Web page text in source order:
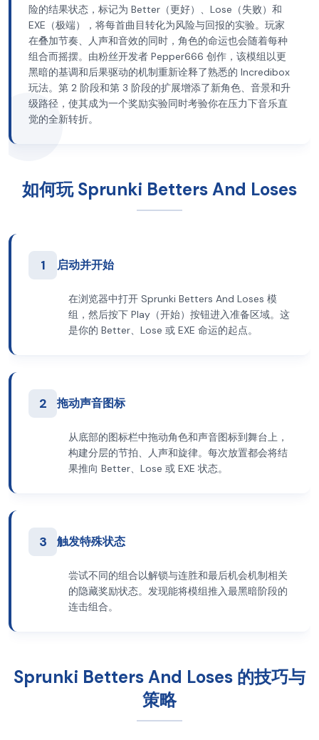
险的结果状态，标记为 Better（更好）、Lose（失败）和
EXE（极端），将每首曲目转化为风险与回报的实验。玩家
在叠加节奏、人声和音效的同时，角色的命运也会随着每种
组合而摇摆。由粉丝开发者 Pepper666 创作，该模组以更
黑暗的基调和后果驱动的机制重新诠释了熟悉的 Incredibox
玩法。第 2 阶段和第 3 阶段的扩展增添了新角色、音景和升
级路径，使其成为一个奖励实验同时考验你在压力下音乐直
觉的全新转折。
如何玩 Sprunki Betters And Loses
1 启动并开始
在浏览器中打开 Sprunki Betters And Loses 模
组，然后按下 Play（开始）按钮进入准备区域。这
是你的 Better、Lose 或 EXE 命运的起点。
2 拖动声音图标
从底部的图标栏中拖动角色和声音图标到舞台上，
构建分层的节拍、人声和旋律。每次放置都会将结
果推向 Better、Lose 或 EXE 状态。
3 触发特殊状态
尝试不同的组合以解锁与连胜和最后机会机制相关
的隐藏奖励状态。发现能将模组推入最黑暗阶段的
连击组合。
Sprunki Betters And Loses 的技巧与
策略